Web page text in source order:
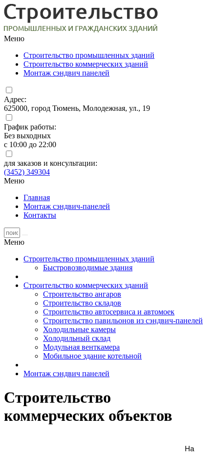
Меню
Строительство промышленных зданий
Строительство коммерческих зданий
Монтаж сэндвич панелей
Адрес:
625000, город Тюмень, Молодежная, ул., 19
График работы:
Без выходных
с 10:00 до 22:00
для заказов и консультации:
(3452) 349304
Меню
Главная
Монтаж сэндвич-панелей
Контакты
Меню
Строительство промышленных зданий
Быстровозводимые здания
Строительство коммерческих зданий
Строительство ангаров
Строительство складов
Строительство автосервиса и автомоек
Строительство павильонов из сэндвич-панелей
Холодильные камеры
Холодильный склад
Модульная венткамера
Мобильное здание котельной
Монтаж сэндвич панелей
Строительство
коммерческих объектов
На